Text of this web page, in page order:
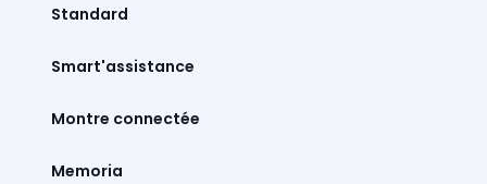
Standard
Smart'assistance
Montre connectée
Memoria